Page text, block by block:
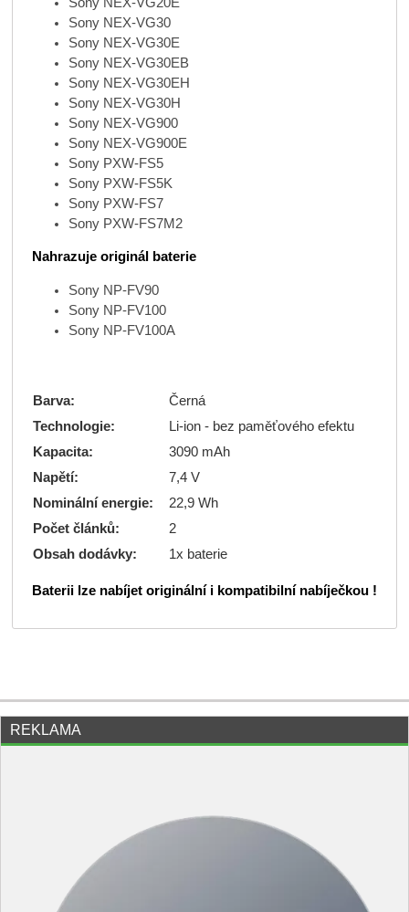
Sony NEX-VG30
Sony NEX-VG30E
Sony NEX-VG30EB
Sony NEX-VG30EH
Sony NEX-VG30H
Sony NEX-VG900
Sony NEX-VG900E
Sony PXW-FS5
Sony PXW-FS5K
Sony PXW-FS7
Sony PXW-FS7M2
Nahrazuje originál baterie
Sony NP-FV90
Sony NP-FV100
Sony NP-FV100A
Barva:
Černá
Technologie:
Li-ion - bez paměťového efektu
Kapacita:
3090 mAh
Napětí:
7,4 V
Nominální energie:
22,9 Wh
Počet článků:
2
Obsah dodávky:
1x baterie
Baterii lze nabíjet originální i kompatibilní nabíječkou !
REKLAMA